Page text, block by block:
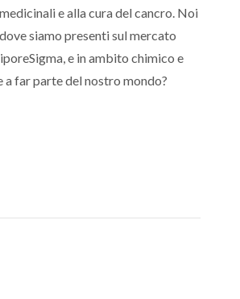
e alla cura del cancro. Noi
siamo presenti sul mercato
e in ambito chimico e
far parte del nostro mondo?